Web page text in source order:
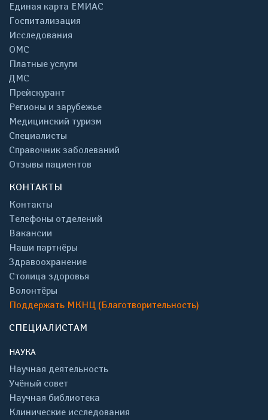
Единая карта ЕМИАС
Госпитализация
Исследования
ОМС
Платные услуги
ДМС
Прейскурант
Регионы и зарубежье
Медицинский туризм
Специалисты
Справочник заболеваний
Отзывы пациентов
КОНТАКТЫ
Контакты
Телефоны отделений
Вакансии
Наши партнёры
Здравоохранение
Столица здоровья
Волонтёры
Поддержать МКНЦ (Благотворительность)
СПЕЦИАЛИСТАМ
НАУКА
Научная деятельность
Учёный совет
Научная библиотека
Клинические исследования